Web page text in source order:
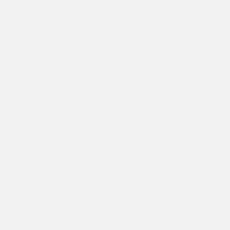
teātra izrādēm:
puisēnu" (rež.
"Ja tevis vairs nebūtu"
"Droši kā tankā"
„Preilenīte" (rež.
(rež. M.Gruzdovs,
(rež. M.Gruzdovs, 2004),
F.Deičs, 2003),
M.Gruzdovs, 2003),
režisors, rež.
„Sprunguļmuižā